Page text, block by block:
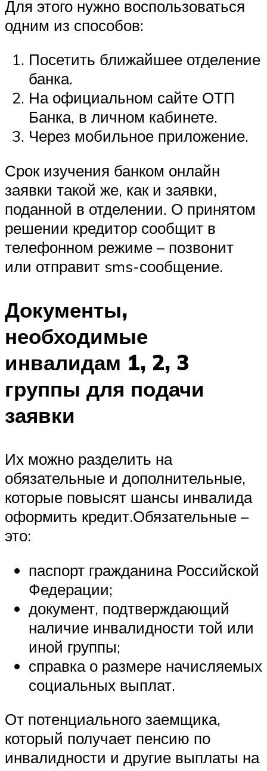
Для этого нужно воспользоваться
одним из способов:
Посетить ближайшее отделение
банка.
На официальном сайте ОТП
Банка, в личном кабинете.
Через мобильное приложение.
Срок изучения банком онлайн
заявки такой же, как и заявки,
поданной в отделении. О принятом
решении кредитор сообщит в
телефонном режиме – позвонит
или отправит sms-сообщение.
Документы,
необходимые
инвалидам 1, 2, 3
группы для подачи
заявки
Их можно разделить на
обязательные и дополнительные,
которые повысят шансы инвалида
оформить кредит.Обязательные –
это:
паспорт гражданина Российской
Федерации;
документ, подтверждающий
наличие инвалидности той или
иной группы;
справка о размере начисляемых
социальных выплат.
От потенциального заемщика,
который получает пенсию по
инвалидности и другие выплаты на